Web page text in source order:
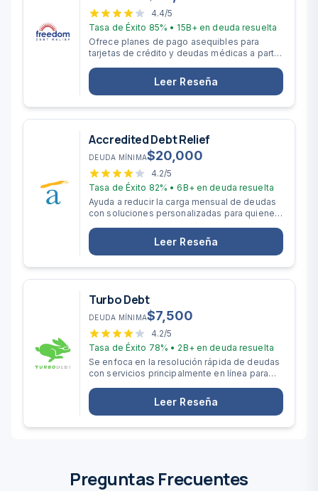
4.4/5
Tasa de Éxito 85% • 15B+ en deuda resuelta
Ofrece planes de pago asequibles para
tarjetas de crédito y deudas médicas a partir
Leer Reseña
Accredited Debt Relief
DEUDA MÍNIMA$20,000
4.2/5
Tasa de Éxito 82% •6B+ en deuda resuelta
Ayuda a reducir la carga mensual de deudas
con soluciones personalizadas para quienes
Leer Reseña
Turbo Debt
DEUDA MÍNIMA$7,500
4.2/5
Tasa de Éxito 78% • 2B+ en deuda resuelta
Se enfoca en la resolución rápida de deudas
con servicios principalmente en línea para
no garantizadas.Leer Reseña
Preguntas Frecuentes